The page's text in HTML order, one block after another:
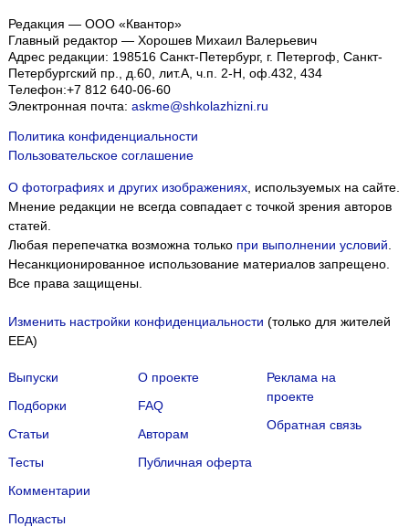
Редакция — ООО «Квантор»
Главный редактор — Хорошев Михаил Валерьевич
Адрес редакции: 198516 Санкт-Петербург, г. Петергоф, Санкт-
Петербургский пр., д.60, лит.А, ч.п. 2-Н, оф.432, 434
Телефон:+7 812 640-06-60
Электронная почта: askme@shkolazhizni.ru
Политика конфиденциальности
Пользовательское соглашение
О фотографиях и других изображениях, используемых на сайте.
Мнение редакции не всегда совпадает с точкой зрения авторов
статей.
Любая перепечатка возможна только при выполнении условий.
Несанкционированное использование материалов запрещено.
Все права защищены.
Изменить настройки конфиденциальности (только для жителей
EEA)
Выпуски
Подборки
Статьи
Тесты
Комментарии
Подкасты
О проекте
FAQ
Авторам
Публичная оферта
Реклама на
проекте
Обратная связь